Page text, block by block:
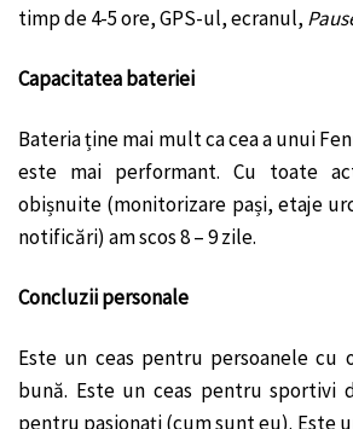
timp de 4-5 ore, GPS-ul, ecranul,
Capacitatea bateriei
Bateria ține mai mult ca cea a unui
este mai performant. Cu toate
obișnuite (monitorizare pași, etaje
notificări) am scos 8 – 9 zile.
Concluzii personale
Este un ceas pentru persoanele cu
bună. Este un ceas pentru sportivi
pentru pasionați (cum sunt eu). Este